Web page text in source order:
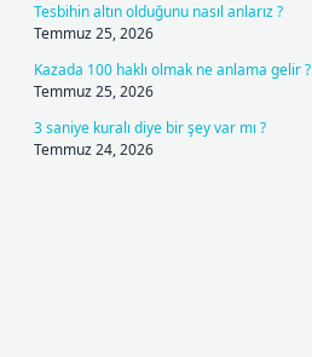
Tesbihin altın olduğunu nasıl anlarız ?
Temmuz 25, 2026
Kazada 100 haklı olmak ne anlama gelir ?
Temmuz 25, 2026
3 saniye kuralı diye bir şey var mı ?
Temmuz 24, 2026